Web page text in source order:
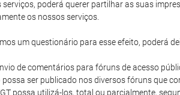
poderá querer partilhar as suas
os nossos serviços.
um questionário para esse efeito, poderá
de comentários para fóruns de acesso
ser publicado nos diversos fóruns que
possa utilizá-los, total ou parcialmente,